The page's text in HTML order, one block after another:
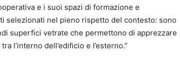
e i suoi spazi di formazione e
selezionati nel pieno rispetto del contesto: sono
superfici vetrate che permettono di apprezzare
l’interno dell’edificio e l’esterno.”